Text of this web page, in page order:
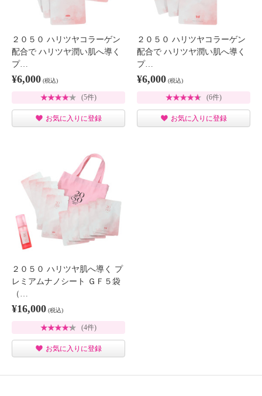
２０５０ ハリツヤコラーゲン
配合で ハリツヤ潤い肌へ導く
プ…
¥6,000 (税込)
(5件)
お気に入りに登録
２０５０ ハリツヤコラーゲン
配合で ハリツヤ潤い肌へ導く
プ…
¥6,000 (税込)
(6件)
お気に入りに登録
２０５０ ハリツヤ肌へ導く プ
レミアムナノシート ＧＦ５袋
（…
¥16,000 (税込)
(4件)
お気に入りに登録